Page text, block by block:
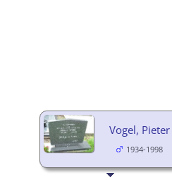
Vogel, Pieter
1934-1998